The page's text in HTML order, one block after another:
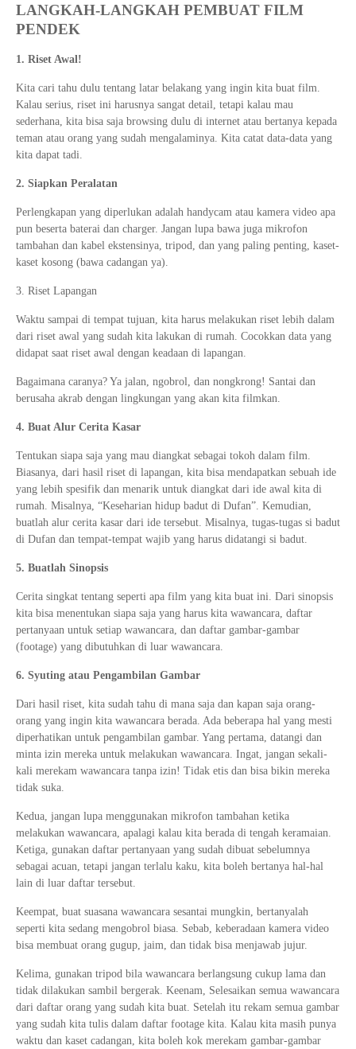
LANGKAH-LANGKAH PEMBUAT FILM
PENDEK
1. Riset Awal!
Kita cari tahu dulu tentang latar belakang yang ingin kita buat film.
Kalau serius, riset ini harusnya sangat detail, tetapi kalau mau
sederhana, kita bisa saja browsing dulu di internet atau bertanya kepada
teman atau orang yang sudah mengalaminya. Kita catat data-data yang
kita dapat tadi.
2. Siapkan Peralatan
Perlengkapan yang diperlukan adalah handycam atau kamera video apa
pun beserta baterai dan charger. Jangan lupa bawa juga mikrofon
tambahan dan kabel ekstensinya, tripod, dan yang paling penting, kaset-
kaset kosong (bawa cadangan ya).
3. Riset Lapangan
Waktu sampai di tempat tujuan, kita harus melakukan riset lebih dalam
dari riset awal yang sudah kita lakukan di rumah. Cocokkan data yang
didapat saat riset awal dengan keadaan di lapangan.
Bagaimana caranya? Ya jalan, ngobrol, dan nongkrong! Santai dan
berusaha akrab dengan lingkungan yang akan kita filmkan.
4. Buat Alur Cerita Kasar
Tentukan siapa saja yang mau diangkat sebagai tokoh dalam film.
Biasanya, dari hasil riset di lapangan, kita bisa mendapatkan sebuah ide
yang lebih spesifik dan menarik untuk diangkat dari ide awal kita di
rumah. Misalnya, “Keseharian hidup badut di Dufan”. Kemudian,
buatlah alur cerita kasar dari ide tersebut. Misalnya, tugas-tugas si badut
di Dufan dan tempat-tempat wajib yang harus didatangi si badut.
5. Buatlah Sinopsis
Cerita singkat tentang seperti apa film yang kita buat ini. Dari sinopsis
kita bisa menentukan siapa saja yang harus kita wawancara, daftar
pertanyaan untuk setiap wawancara, dan daftar gambar-gambar
(footage) yang dibutuhkan di luar wawancara.
6. Syuting atau Pengambilan Gambar
Dari hasil riset, kita sudah tahu di mana saja dan kapan saja orang-
orang yang ingin kita wawancara berada. Ada beberapa hal yang mesti
diperhatikan untuk pengambilan gambar. Yang pertama, datangi dan
minta izin mereka untuk melakukan wawancara. Ingat, jangan sekali-
kali merekam wawancara tanpa izin! Tidak etis dan bisa bikin mereka
tidak suka.
Kedua, jangan lupa menggunakan mikrofon tambahan ketika
melakukan wawancara, apalagi kalau kita berada di tengah keramaian.
Ketiga, gunakan daftar pertanyaan yang sudah dibuat sebelumnya
sebagai acuan, tetapi jangan terlalu kaku, kita boleh bertanya hal-hal
lain di luar daftar tersebut.
Keempat, buat suasana wawancara sesantai mungkin, bertanyalah
seperti kita sedang mengobrol biasa. Sebab, keberadaan kamera video
bisa membuat orang gugup, jaim, dan tidak bisa menjawab jujur.
Kelima, gunakan tripod bila wawancara berlangsung cukup lama dan
tidak dilakukan sambil bergerak. Keenam, Selesaikan semua wawancara
dari daftar orang yang sudah kita buat. Setelah itu rekam semua gambar
yang sudah kita tulis dalam daftar footage kita. Kalau kita masih punya
waktu dan kaset cadangan, kita boleh kok merekam gambar-gambar